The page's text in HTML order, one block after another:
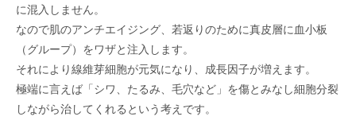
に混入しません。
なので肌のアンチエイジング、若返りのために真皮層に血小板
（グループ）をワザと注入します。
それにより線維芽細胞が元気になり、成長因子が増えます。
極端に言えば「シワ、たるみ、毛穴など」を傷とみなし細胞分裂
しながら治してくれるという考えです。